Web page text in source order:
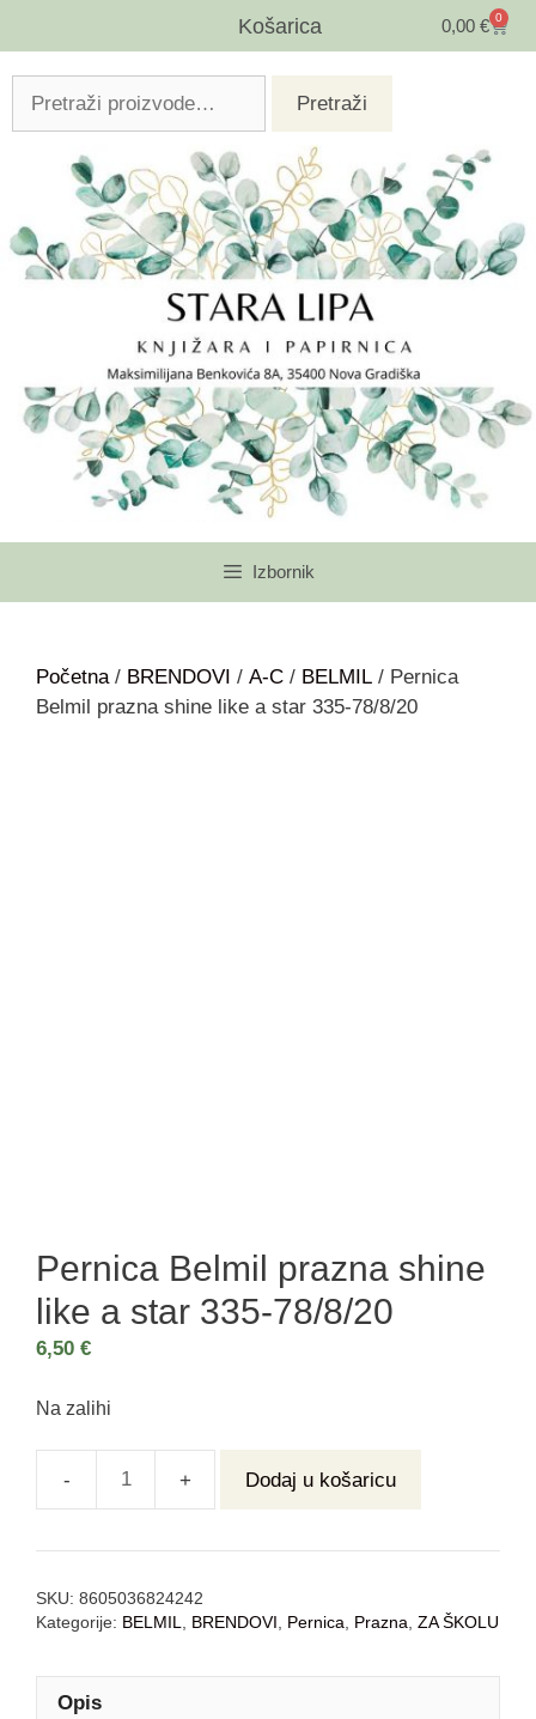
Košarica 0,00 € 0
Pretraži
Izbornik
Početna/ BRENDOVI / A-C / BELMIL / Pernica
Belmil prazna shine like a star 335-78/8/20
Pernica Belmil prazna shine
like a star 335-78/8/20
6,50 €
Na zalihi
Dodaj u košaricu
SKU: 8605036824242
Kategorije: BELMIL, BRENDOVI , Pernica, Prazna, ZA ŠKOLU
Opis